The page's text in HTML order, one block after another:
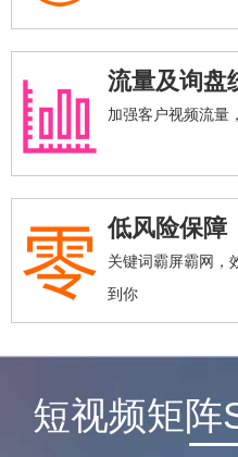
流量及询盘
加强客户视频流量
低风险保障
关键词霸屏霸网，
到你
短视频矩阵